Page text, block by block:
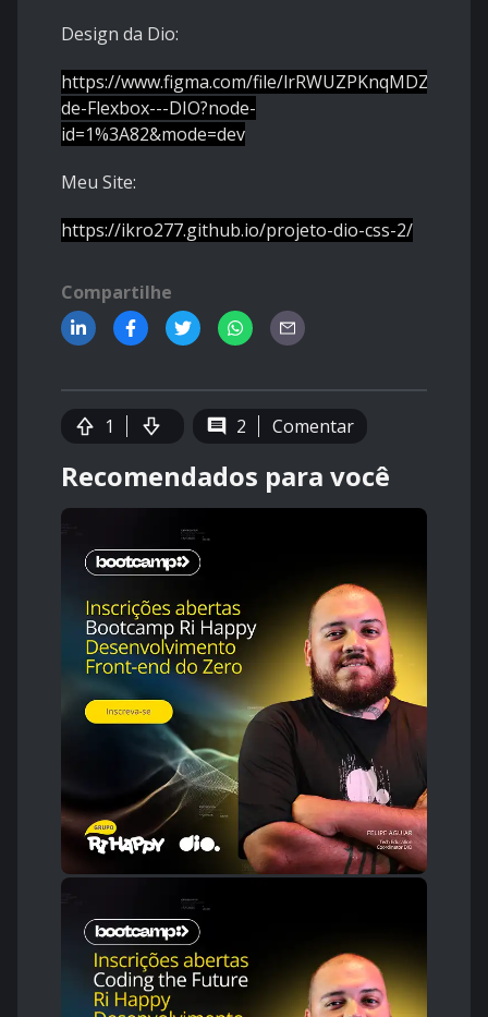
Design da Dio:
https://www.figma.com/file/
de-Flexbox---DIO?node-
id=1%3A82&mode=dev
Meu Site:
https://ikro277.github.io/projeto-dio-css-2/
Compartilhe
1 2 Comentar
Recomendados para você